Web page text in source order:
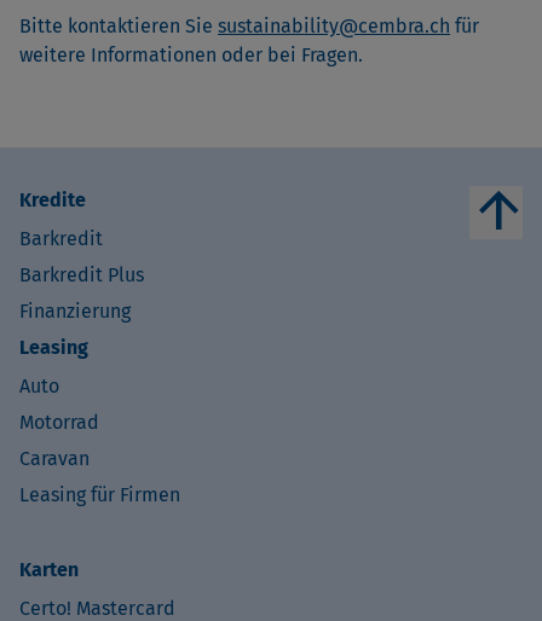
Bitte kontaktieren Sie sustainability@cembra.ch für
weitere Informationen oder bei Fragen.
Kredite
Barkredit
Barkredit Plus
Finanzierung
Leasing
Auto
Motorrad
Caravan
Leasing für Firmen
Karten
Certo! Mastercard
arrow_upward